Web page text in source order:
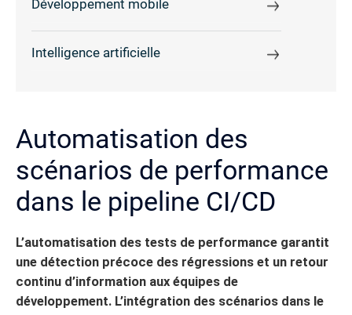
Développement mobile
Intelligence artificielle
Automatisation des
scénarios de performance
dans le pipeline CI/CD
L’automatisation des tests de performance garantit
une détection précoce des régressions et un retour
continu d’information aux équipes de
développement. L’intégration des scénarios dans le